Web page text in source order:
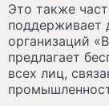
Это также
поддерживает
организаций
предлагает
всех лиц,